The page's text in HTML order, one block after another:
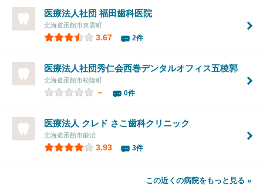
医療法人社団 福田歯科医院
北海道函館市東雲町
3.67 2件
医療法人社団秀仁会西巻デンタルオフィス五稜郭
北海道函館市松陰町
－ 0件
医療法人 クレド さこ歯科クリニック
北海道函館市鍛治
3.93 3件
この近くの病院をもっと見る »